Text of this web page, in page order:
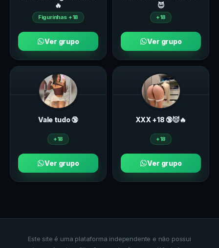
🔥
Figurinhas +18
Ver grupo
😈
+18
Ver grupo
Vale tudo 🔞
+18
Ver grupo
ХXХ +18 🔞😈🔥
+18
Ver grupo
Este site é uma plataforma independente e não possui